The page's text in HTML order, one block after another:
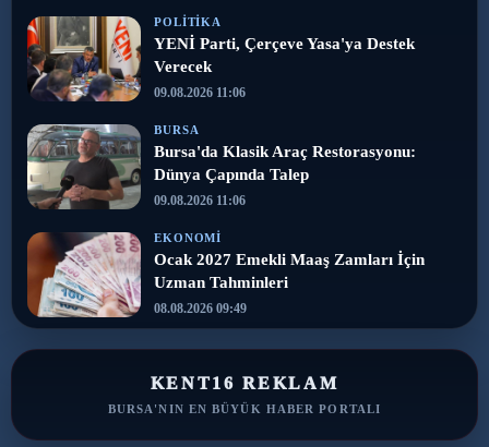
POLITIKA
YENİ Parti, Çerçeve Yasa'ya Destek
Verecek
09.08.2026 11:06
BURSA
Bursa'da Klasik Araç Restorasyonu:
Dünya Çapında Talep
09.08.2026 11:06
EKONOMI
Ocak 2027 Emekli Maaş Zamları İçin
Uzman Tahminleri
08.08.2026 09:49
KENT16 REKLAM
BURSA'NIN EN BÜYÜK HABER PORTALI